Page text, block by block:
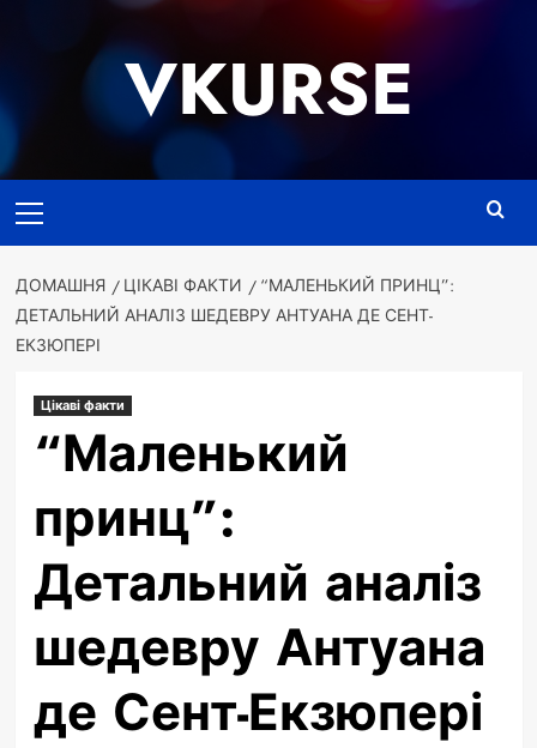
VKURSE
меню
ДОМАШНЯ ЦІКАВІ ФАКТИ
“МАЛЕНЬКИЙ ПРИНЦ”:
ДЕТАЛЬНИЙ АНАЛІЗ ШЕДЕВРУ АНТУАНА ДЕ СЕНТ-
ЕКЗЮПЕРІ
Цікаві факти
“Маленький
принц”:
Детальний аналіз
шедевру Антуана
де Сент-Екзюпері